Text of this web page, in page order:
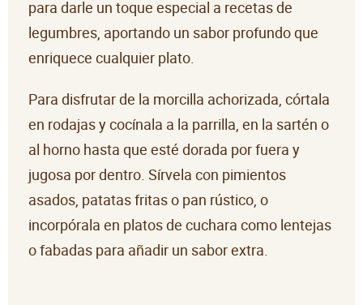
para darle un toque especial a recetas de
legumbres, aportando un sabor profundo que
enriquece cualquier plato.
Para disfrutar de la morcilla achorizada, córtala
en rodajas y cocínala a la parrilla, en la sartén o
al horno hasta que esté dorada por fuera y
jugosa por dentro. Sírvela con pimientos
asados, patatas fritas o pan rústico, o
incorpórala en platos de cuchara como lentejas
o fabadas para añadir un sabor extra.